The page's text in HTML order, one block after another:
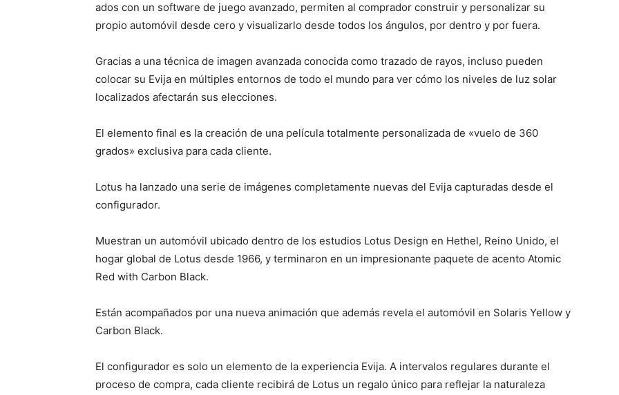
ados con un software de juego avanzado, permiten al comprador construir y personalizar su
propio automóvil desde cero y visualizarlo desde todos los ángulos, por dentro y por fuera.
Gracias a una técnica de imagen avanzada conocida como trazado de rayos, incluso pueden
colocar su Evija en múltiples entornos de todo el mundo para ver cómo los niveles de luz solar
localizados afectarán sus elecciones.
El elemento final es la creación de una película totalmente personalizada de «vuelo de 360 ​​
grados» exclusiva para cada cliente.
Lotus ha lanzado una serie de imágenes completamente nuevas del Evija capturadas desde el
configurador.
Muestran un automóvil ubicado dentro de los estudios Lotus Design en Hethel, Reino Unido, el
hogar global de Lotus desde 1966, y terminaron en un impresionante paquete de acento Atomic
Red with Carbon Black.
Están acompañados por una nueva animación que además revela el automóvil en Solaris Yellow y
Carbon Black.
El configurador es solo un elemento de la experiencia Evija. A intervalos regulares durante el
proceso de compra, cada cliente recibirá de Lotus un regalo único para reflejar la naturaleza